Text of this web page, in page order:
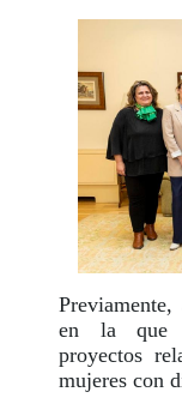
en la que
proyectos
mujeres con